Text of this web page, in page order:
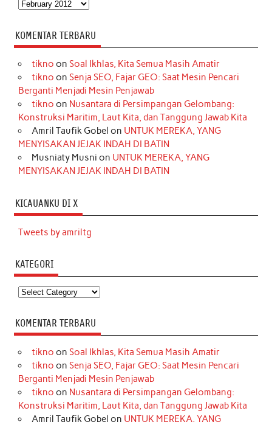
KOMENTAR TERBARU
tikno on Soal Ikhlas, Kita Semua Masih Amatir
tikno on Senja SEO, Fajar GEO: Saat Mesin Pencari
Berganti Menjadi Mesin Penjawab
tikno on Nusantara di Persimpangan Gelombang:
Konstruksi Maritim, Laut Kita, dan Tanggung Jawab Kita
Amril Taufik Gobel on UNTUK MEREKA, YANG
MENYISAKAN JEJAK INDAH DI BATIN
Musniaty Musni on UNTUK MEREKA, YANG
MENYISAKAN JEJAK INDAH DI BATIN
KICAUANKU DI X
Tweets by amriltg
KATEGORI
Kategori
KOMENTAR TERBARU
tikno on Soal Ikhlas, Kita Semua Masih Amatir
tikno on Senja SEO, Fajar GEO: Saat Mesin Pencari
Berganti Menjadi Mesin Penjawab
tikno on Nusantara di Persimpangan Gelombang:
Konstruksi Maritim, Laut Kita, dan Tanggung Jawab Kita
Amril Taufik Gobel on UNTUK MEREKA, YANG